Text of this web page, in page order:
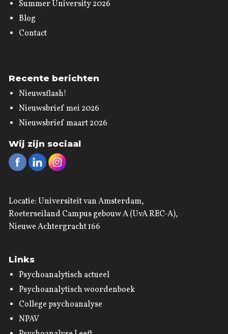
Summer University 2026
Blog
Contact
Recente berichten
Nieuwsflash!
Nieuwsbrief mei 2026
Nieuwsbrief maart 2026
Wij zijn sociaal
Locatie: Universiteit van Amsterdam,
Roeterseiland Campus gebouw A (UvA REC-A),
Nieuwe Achtergracht 166
Links
Psychoanalytisch actueel
Psychoanalytisch woordenboek
College psychoanalyse
NPAV